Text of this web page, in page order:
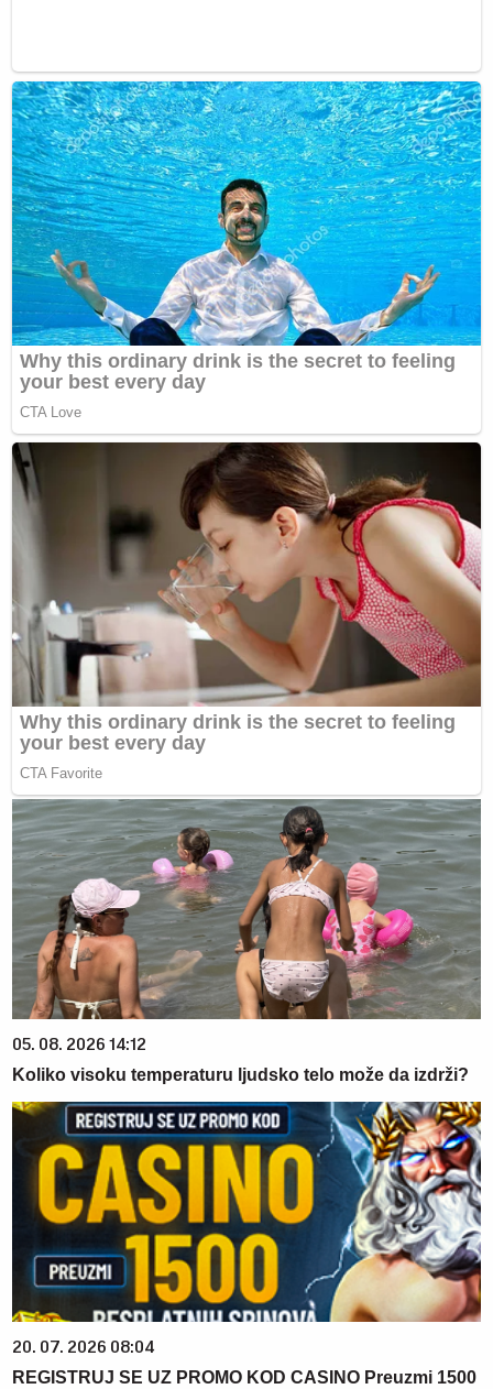
05. 08. 2026 14:12
Koliko visoku temperaturu ljudsko telo može da izdrži?
20. 07. 2026 08:04
REGISTRUJ SE UZ PROMO KOD CASINO Preuzmi 1500